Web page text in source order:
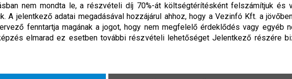
nem mondta le, a részvételi díj 70%-át költségtérítésként felszámítjuk és
A jelentkező adatai megadásával hozzájárul ahhoz, hogy a Vezinfó Kft. a
fenntartja magának a jogot, hogy nem megfelelő érdeklődés vagy egyéb
elmarad ez esetben további részvételi lehetőséget Jelentkező részére